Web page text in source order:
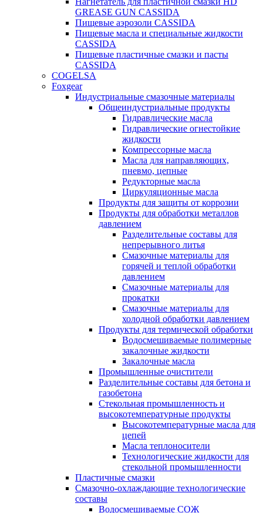
GREASE GUN CASSIDA
Пищевые аэрозоли CASSIDA
Пищевые масла и специальные жидкости
CASSIDA
Пищевые пластичные смазки и пасты
CASSIDA
COGELSA
Foxgear
Индустриальные смазочные материалы
Общеиндустриальные продукты
Гидравлические масла
Гидравлические огнестойкие
жидкости
Компрессорные масла
Масла для направляющих,
пневмо, цепные
Редукторные масла
Циркуляционные масла
Продукты для защиты от коррозии
Продукты для обработки металлов
давлением
Разделительные составы для
непрерывного литья
Смазочные материалы для
горячей и теплой обработки
давлением
Смазочные материалы для
прокатки
Смазочные материалы для
холодной обработки давлением
Продукты для термической обработки
Водосмешиваемые полимерные
закалочные жидкости
Закалочные масла
Промышленные очистители
Разделительные составы для бетона и
газобетона
Стекольная промышленность и
высокотемпературные продукты
Высокотемпературные масла для
цепей
Масла теплоносители
Технологические жидкости для
стекольной промышленности
Пластичные смазки
Смазочно-охлаждающие технологические
составы
Водосмешиваемые СОЖ